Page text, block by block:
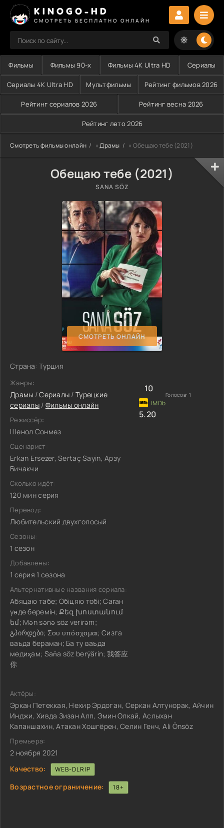
KINOGO-HD
СМОТРЕТЬ БЕСПЛАТНО ОНЛАЙН
Фильмы Фильмы 90-х Фильмы 4K Ultra HD Сериалы
Сериалы 4K Ultra HD Мультфильмы Рейтинг фильмов 2026
Рейтинг сериалов 2026 Рейтинг весна 2026
Рейтинг лето 2026
Смотреть фильмы онлайн »Драмы » Обещаю тебе (2021)
Обещаю тебе (2021)
SANA SÖZ
СМОТРЕТЬ ОНЛАЙН
Страна: Турция
Жанры:
Драмы /Сериалы /Турецкие
сериалы/ Фильмы онлайн
Режиссёр:
Шенол Сонмез
Сценарист:
Erkan Ersezer, Sertaç Sayin, Арзу
Бичакчи
Сколько идёт:
120 мин серия
Перевод:
Любительский двухголосый
Сезоны:
1 сезон
Добавлены:
1 серия 1 сезона
Альтернативные названия сериала:
Абяцаю табе; Обіцяю тобі; Саған
уәде беремін; Քեզ խոստանում
եմ; Mən sənə söz verirəm;
გპირდები; Σου υπόσχομαι; Сизга
ваъда бераман; Ба ту ваъда
медиҳам; Saňa söz berýärin; 我答应
你
10
Голосов: 1
5.20
Актёры:
Эркан Петеккая, Нехир Эрдоган, Серкан Алтунорак, Айчин
Инджи, Хивда Зизан Алп, Эмин Олкай, Аслыхан
Капаншахин, Атакан Хошгёрен, Селин Генч, Ali Önsöz
Премьера:
2 ноября 2021
Качество:
WEB-DLRIP
Возрастное ограничение: 18+